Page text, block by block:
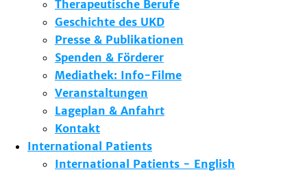
Therapeutische Berufe
Geschichte des UKD
Presse & Publikationen
Spenden & Förderer
Mediathek: Info-Filme
Veranstaltungen
Lageplan & Anfahrt
Kontakt
International Patients
International Patients - English